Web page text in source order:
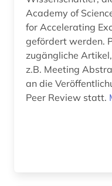
bildatlas (1)
bilddatenbank (2)
bildnis (1)
Academy of
for Accelerating
gefördert werden.
zugängliche
z.B. Meeting
an die
Peer Review statt.